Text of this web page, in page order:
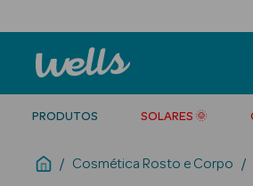
PRODUTOS SOLARES 🌞
Cosmética Rosto e Corpo